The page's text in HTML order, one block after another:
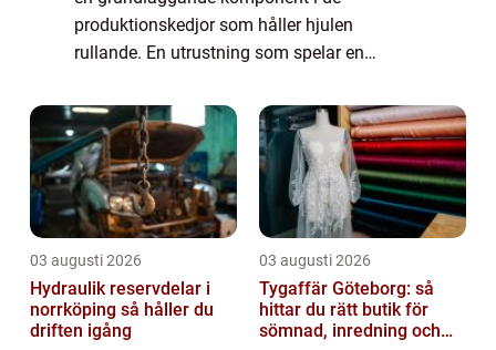
produktionskedjor som håller hjulen
rullande. En utrustning som spelar en
Dessa anordningar, s...
03 augusti 2026
Hydraulik reservdelar i
norrköping så håller du
driften igång
03 augusti 2026
Tygaffär Göteborg: så
hittar du rätt butik för
sömnad, inredning och